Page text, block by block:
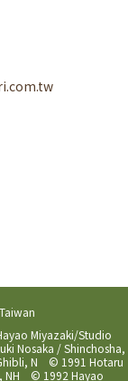
Miyazaki/Studio
Nosaka / Shinchosha,
N © 1991 Hotaru
NH © 1992 Hayao